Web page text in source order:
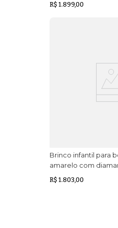
R$ 1.899,00
Brinco infantil para
amarelo com
R$ 1.803,00